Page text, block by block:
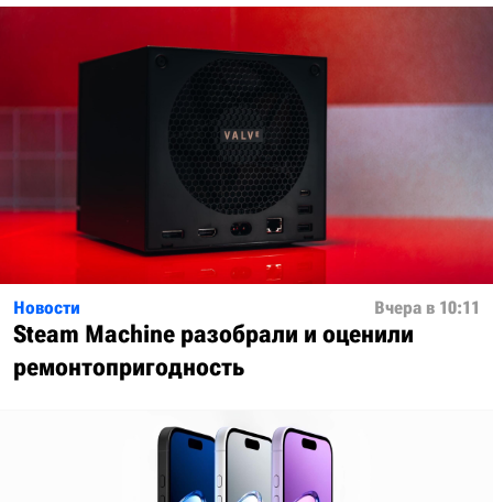
Новости Вчера в 10:11
Steam Machine разобрали и оценили
ремонтопригодность